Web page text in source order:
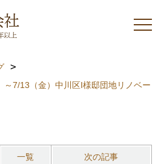
～7/13（金）中川区I様邸団地リノベー
一覧 次の記事